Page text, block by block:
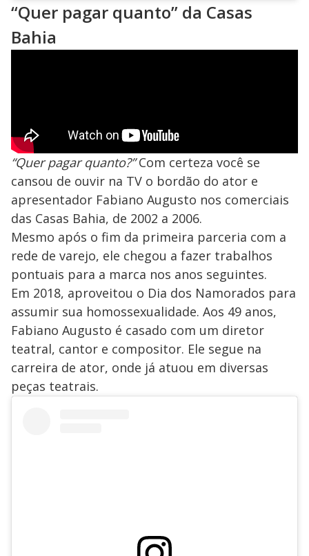
“Quer pagar quanto” da Casas
Bahia
“Quer pagar quanto?”Com certeza você se
cansou de ouvir na TV o bordão do ator e
apresentador Fabiano Augusto nos comerciais
das Casas Bahia, de 2002 a 2006.
Mesmo após o fim da primeira parceria com a
rede de varejo, ele chegou a fazer trabalhos
pontuais para a marca nos anos seguintes.
Em 2018, aproveitou o Dia dos Namorados para
assumir sua homossexualidade. Aos 49 anos,
Fabiano Augusto é casado com um diretor
teatral, cantor e compositor. Ele segue na
carreira de ator, onde já atuou em diversas
peças teatrais.